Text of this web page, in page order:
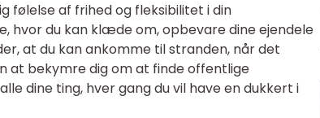
følelse af frihed og fleksibilitet i din
hvor du kan klæde om, opbevare dine ejendele
at du kan ankomme til stranden, når det
at bekymre dig om at finde offentlige
dine ting, hver gang du vil have en dukkert i